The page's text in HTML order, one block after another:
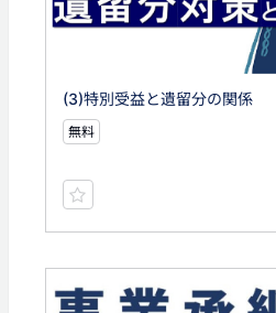
(3)特別受益と遺留分の関係
無料